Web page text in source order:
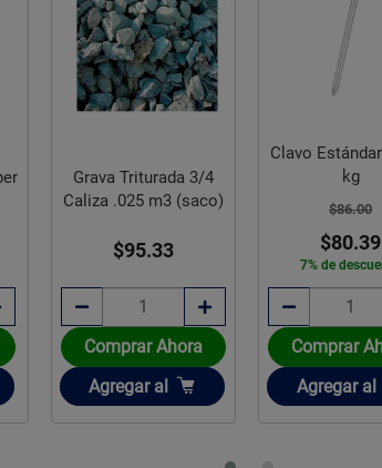
Grava Triturada 3/4
Caliza .025 m3 (saco)
$95.33
Comprar Ahora
Añadir
Agregar al
Clavo
kg
$86.00
$80.39
7% de
Comprar
Añadir
Agregar al